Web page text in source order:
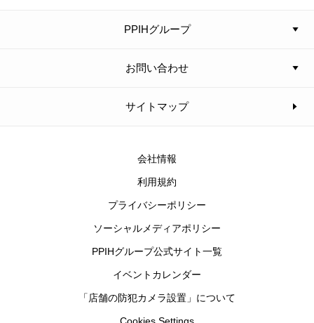
PPIHグループ
お問い合わせ
サイトマップ
会社情報
利用規約
プライバシーポリシー
ソーシャルメディアポリシー
PPIHグループ公式サイト一覧
イベントカレンダー
「店舗の防犯カメラ設置」について
Cookies Settings